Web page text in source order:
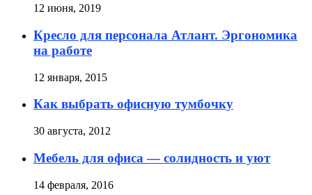
12 июня, 2019
Кресло для персонала Атлант. Эргономика
на работе
12 января, 2015
Как выбрать офисную тумбочку
30 августа, 2012
Мебель для офиса — солидность и уют
14 февраля, 2016